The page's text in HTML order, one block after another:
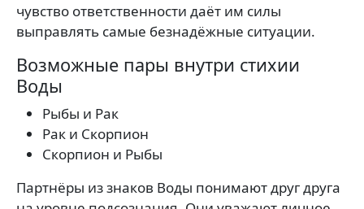
чувство ответственности даёт им силы
выправлять самые безнадёжные ситуации.
Возможные пары внутри стихии
Воды
Рыбы и Рак
Рак и Скорпион
Скорпион и Рыбы
Партнёры из знаков Воды понимают друг друга